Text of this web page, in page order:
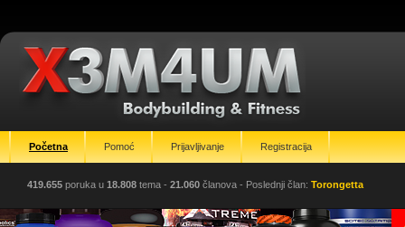
Početna Pomoć Prijavljivanje Registracija
419.655 poruka u 18.808 tema - 21.060 članova - Poslednji član: Torongetta